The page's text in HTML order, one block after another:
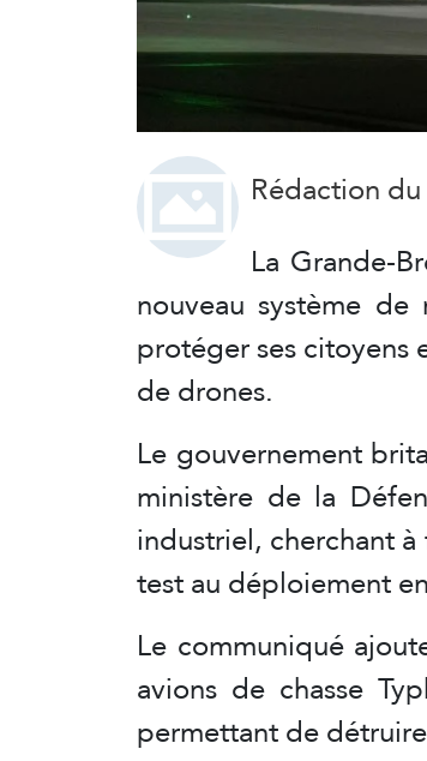
Rédaction
La Grande-
nouveau système
protéger ses citoyens
de drones.
Le gouvernement
ministère de la
industriel, cherchant
test au déploiement
Le communiqué
avions de chasse
permettant de